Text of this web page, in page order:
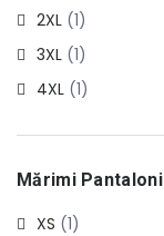
2XL (1)
3XL (1)
4XL (1)
Mărimi Pantaloni
XS (1)